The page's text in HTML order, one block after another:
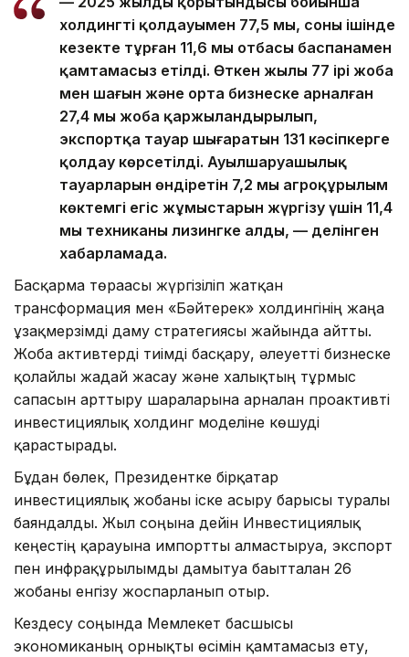
холдингтің қолдауымен 77,5 мың, соның ішінде
кезекте тұрған 11,6 мың отбасы баспанамен
қамтамасыз етілді. Өткен жылы 77 ірі жоба
мен шағын және орта бизнеске арналған
27,4 мың жоба қаржыландырылып,
экспортқа тауар шығаратын 131 кәсіпкерге
қолдау көрсетілді. Ауылшаруашылық
тауарларын өндіретін 7,2 мың агроқұрылым
көктемгі егіс жұмыстарын жүргізу үшін 11,4
мың техниканы лизингке алды, — делінген
хабарламада.
Басқарма төрағасы жүргізіліп жатқан
трансформация мен «Бәйтерек» холдингінің жаңа
ұзақмерзімді даму стратегиясы жайында айтты.
Жоба активтерді тиімді басқару, әлеуетті бизнеске
қолайлы жағдай жасау және халықтың тұрмыс
сапасын арттыру шараларына арналған проактивті
инвестициялық холдинг моделіне көшуді
қарастырады.
Бұдан бөлек, Президентке бірқатар
инвестициялық жобаны іске асыру барысы туралы
баяндалды. Жыл соңына дейін Инвестициялық
кеңестің қарауына импортты алмастыруға, экспорт
пен инфрақұрылымды дамытуға бағытталған 26
жобаны енгізу жоспарланып отыр.
Кездесу соңында Мемлекет басшысы
экономиканың орнықты өсімін қамтамасыз ету,